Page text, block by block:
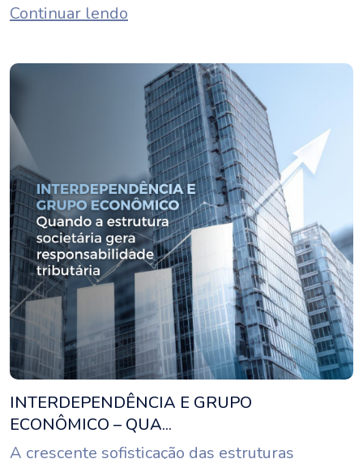
Continuar lendo
INTERDEPENDÊNCIA E GRUPO
ECONÔMICO – QUA...
A crescente sofisticação das estruturas